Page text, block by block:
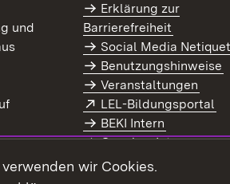
und
(Öffnet in neuem Fenster)
Erklärung zur
Barrierefreiheit
Social Media
Benutzungshinweise
Veranstaltungen
Extern:
LEL-Bildungsportal
BEKI Intern
Coaches Intern
Intranet
wir Cookies.